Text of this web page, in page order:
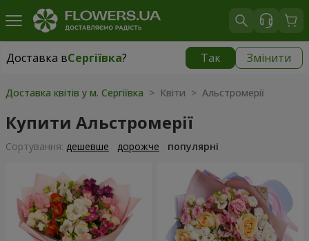
Доставка вСергіївка? Так Змінити
Доставка вСергіївка|
Доставка квітів у м. Сергіївка > Квіти > Альстромерії
Купити Альстромерії
Сортування: дешевше дорожче популярні